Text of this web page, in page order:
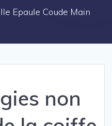
Epaule Coude Main
non